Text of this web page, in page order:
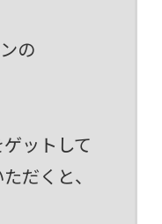
の
ットして
だくと、